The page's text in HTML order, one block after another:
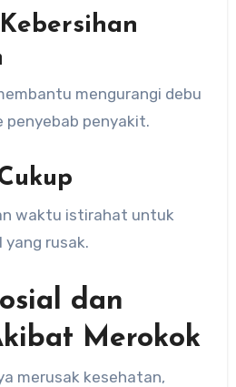
mengurangi debu
penyebab penyakit.
waktu istirahat untuk
yang rusak.
dan
Merokok
merusak kesehatan,